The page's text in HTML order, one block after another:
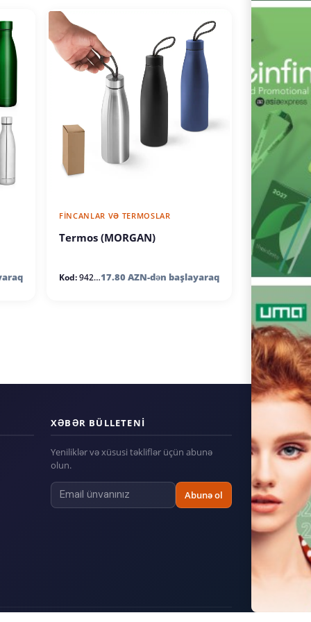
FINCANLAR VƏ TERMOSLAR
Termos (MORGAN)
Kod:94271 17.80 AZN-dən başlayaraq
XƏBƏR BÜLLETENI
Yeniliklər və xüsusi təkliflər üçün abunə
olun.
Abunə ol